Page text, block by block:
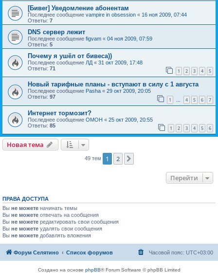
[Бивег] Уведомление абонентам
Последнее сообщение vampire in obsession « 16 ноя 2009, 07:44
Ответы: 7
DNS сервер лежит
Последнее сообщение figvam « 04 ноя 2009, 07:59
Ответы: 5
Почему я ушёл от бивеса))
Последнее сообщение ЛД « 31 окт 2009, 17:48
Ответы: 71 1 2 3 4 5
Новый тарифные планы - вступают в силу с 1 августа
Последнее сообщение Pasha « 29 окт 2009, 20:05
Ответы: 97 1 … 4 5 6 7
Интернет тормозит?
Последнее сообщение OMOH « 25 окт 2009, 20:55
Ответы: 85 1 2 3 4 5 6
Новая тема
49 тем 1 2
Перейти
ПРАВА ДОСТУПА
Вы не можете начинать темы
Вы не можете отвечать на сообщения
Вы не можете редактировать свои сообщения
Вы не можете удалять свои сообщения
Вы не можете добавлять вложения
Форум Селятино Список форумов Часовой пояс: UTC+03:00
Создано на основе phpBB® Forum Software © phpBB Limited